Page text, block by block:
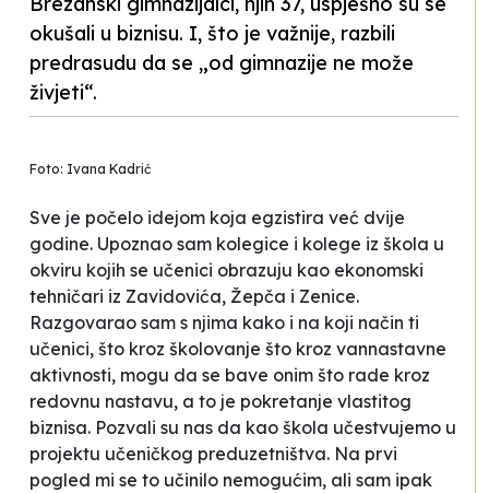
okušali u biznisu. I, što je važnije, razbili
predrasudu da se „od gimnazije ne može
živjeti“.
Foto: Ivana Kadrić
Sve je počelo idejom koja egzistira već dvije
godine. Upoznao sam kolegice i kolege iz škola u
okviru kojih se učenici obrazuju kao ekonomski
tehničari iz Zavidovića, Žepča i Zenice.
Razgovarao sam s njima kako i na koji način ti
učenici, što kroz školovanje što kroz vannastavne
aktivnosti, mogu da se bave onim što rade kroz
redovnu nastavu, a to je pokretanje vlastitog
biznisa. Pozvali su nas da kao škola učestvujemo u
projektu učeničkog preduzetništva. Na prvi
pogled mi se to učinilo nemogućim, ali sam ipak